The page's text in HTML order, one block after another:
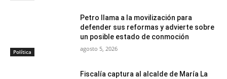
Política
Petro llama a la movilización para
defender sus reformas y advierte sobre
un posible estado de conmoción
agosto 5, 2026
Fiscalía captura al alcalde de María La